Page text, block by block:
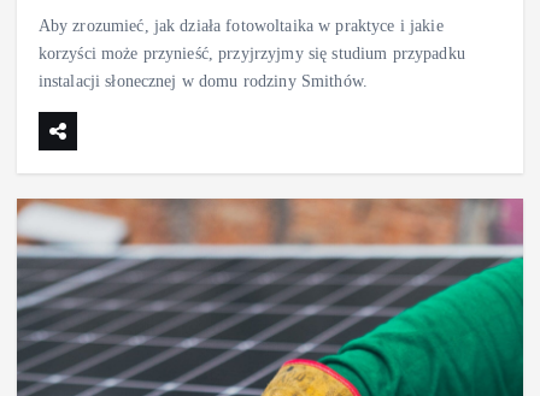
Aby zrozumieć, jak działa fotowoltaika w praktyce i jakie
korzyści może przynieść, przyjrzyjmy się studium przypadku
instalacji słonecznej w domu rodziny Smithów.